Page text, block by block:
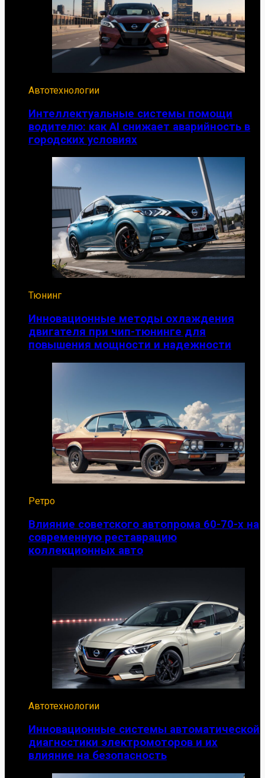
Автотехнологии
Интеллектуальные системы помощи
водителю: как AI снижает аварийность в
городских условиях
Тюнинг
Инновационные методы охлаждения
двигателя при чип-тюнинге для
повышения мощности и надежности
Ретро
Влияние советского автопрома 60-70-х на
современную реставрацию
коллекционных авто
Автотехнологии
Инновационные системы автоматической
диагностики электромоторов и их
влияние на безопасность